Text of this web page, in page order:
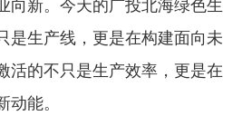
向新。今天的广投北海绿色生
是生产线，更是在构建面向未
活的不只是生产效率，更是在
动能。